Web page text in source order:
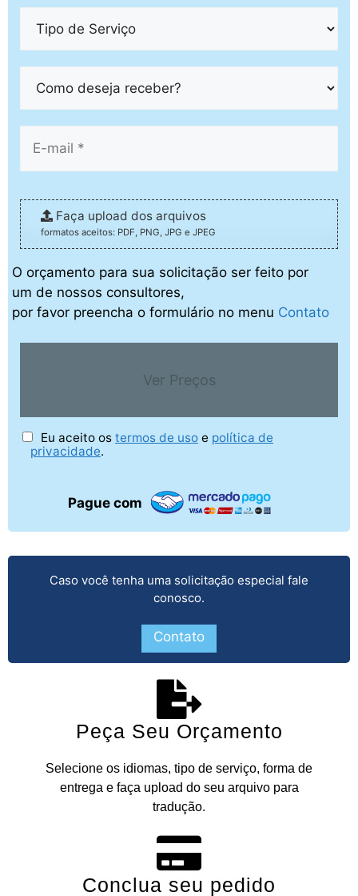
Faça upload dos arquivos
formatos aceitos: PDF, PNG, JPG e JPEG
O orçamento para sua solicitação ser feito por
um de nossos consultores,
por favor preencha o formulário no menu Contato
Ver Preços
Eu aceito os termos de uso e política de
privacidade.
Pague com
Caso você tenha uma solicitação especial fale
conosco.
Contato
Peça Seu Orçamento
Selecione os idiomas, tipo de serviço, forma de
entrega e faça upload do seu arquivo para
tradução.
Conclua seu pedido